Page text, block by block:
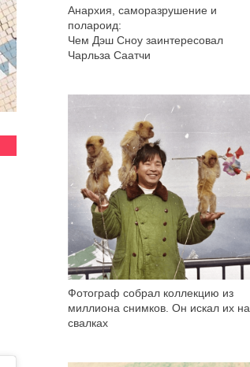
Анархия, саморазрушение и
полароид:
Чем Дэш Сноу заинтересовал
Чарльза Саатчи
Фотограф собрал коллекцию из
миллиона снимков. Он искал их на
свалках